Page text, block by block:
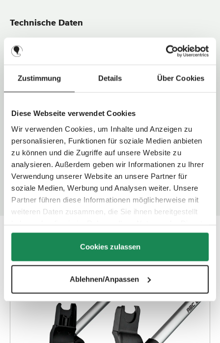
Zustimmung Details Über Cookies
Diese Webseite verwendet Cookies
Wir verwenden Cookies, um Inhalte und Anzeigen zu
personalisieren, Funktionen für soziale Medien anbieten
zu können und die Zugriffe auf unsere Website zu
analysieren. Außerdem geben wir Informationen zu Ihrer
Verwendung unserer Website an unsere Partner für
soziale Medien, Werbung und Analysen weiter. Unsere
Partner führen diese Informationen möglicherweise mit
weiteren Daten zusammen, die Sie ihnen bereitgestellt
gesammelt haben.
Cookies zulassen
Ablehnen/Anpassen
Technische Daten
19,5 x 8,5 x 5,5 cm (L x B x H)
Gewicht:
Materialien & Pflege
Pflegehinweis:Mit feuchtem Tuch abwischen
Lieferumfang
Adapter (rechts und links) für Babyschalen